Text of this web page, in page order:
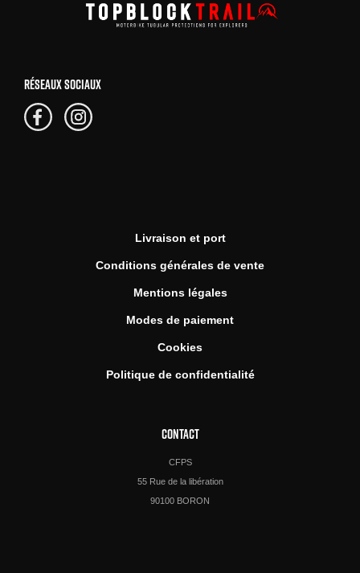
RÉSEAUX SOCIAUX
Livraison et port
Conditions générales de vente
Mentions légales
Modes de paiement
Cookies
Politique de confidentialité
CONTACT
CFPS
55 Rue de la libération
90100 BORON